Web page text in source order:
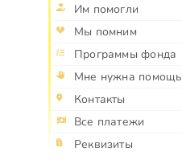
Им помогли
Мы помним
Программы фонда
Мне нужна помощь
Контакты
Все платежи
Реквизиты